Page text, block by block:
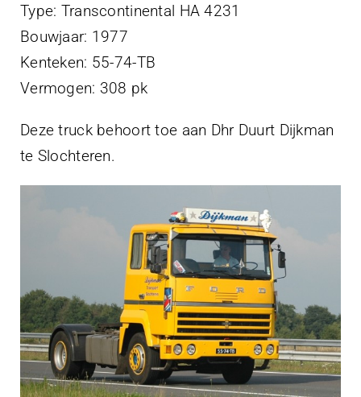
Type: Transcontinental HA 4231
Bouwjaar: 1977
Kenteken: 55-74-TB
Vermogen: 308 pk
Deze truck behoort toe aan Dhr Duurt Dijkman
te Slochteren.